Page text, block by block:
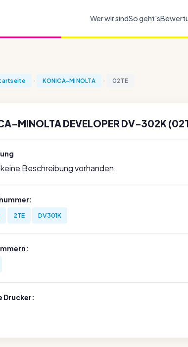
Wer wir sindSo geht's
KONICA-MINOLTA 02TE
MINOLTA DEVELOPER DV-302K
Beschreibung vorhanden
2TE DV301K
Drucker: